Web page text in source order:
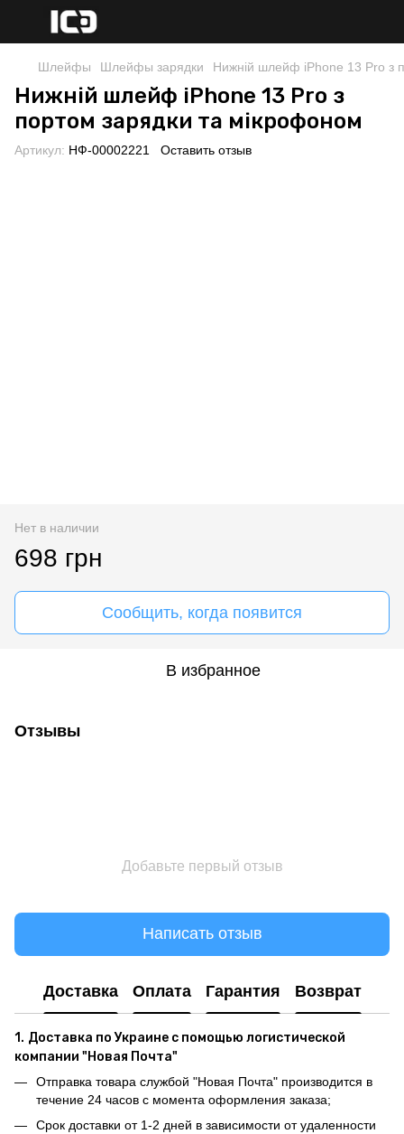
Шлейфы Шлейфы зарядки Нижній шлейф iPhone 13 Pro з
Нижній шлейф iPhone 13 Pro з
портом зарядки та мікрофоном
Артикул: НФ-00002221 Оставить отзыв
Нет в наличии
698 грн
Сообщить, когда появится
В избранное
Отзывы
Добавьте первый отзыв
Написать отзыв
Доставка Оплата Гарантия Возврат
1. Доставка по Украине с помощью логистической
компании "Новая Почта"
Отправка товара службой "Новая Почта" производится в
течение 24 часов с момента оформления заказа;
Срок доставки от 1-2 дней в зависимости от удаленности